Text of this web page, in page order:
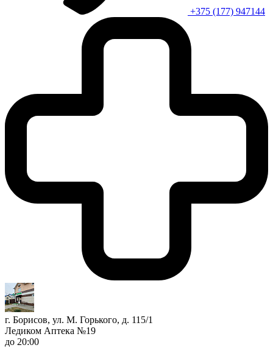
+375 (177) 947144
г. Борисов, ул. М. Горького, д. 115/1
Ледиком Аптека №19
до 20:00